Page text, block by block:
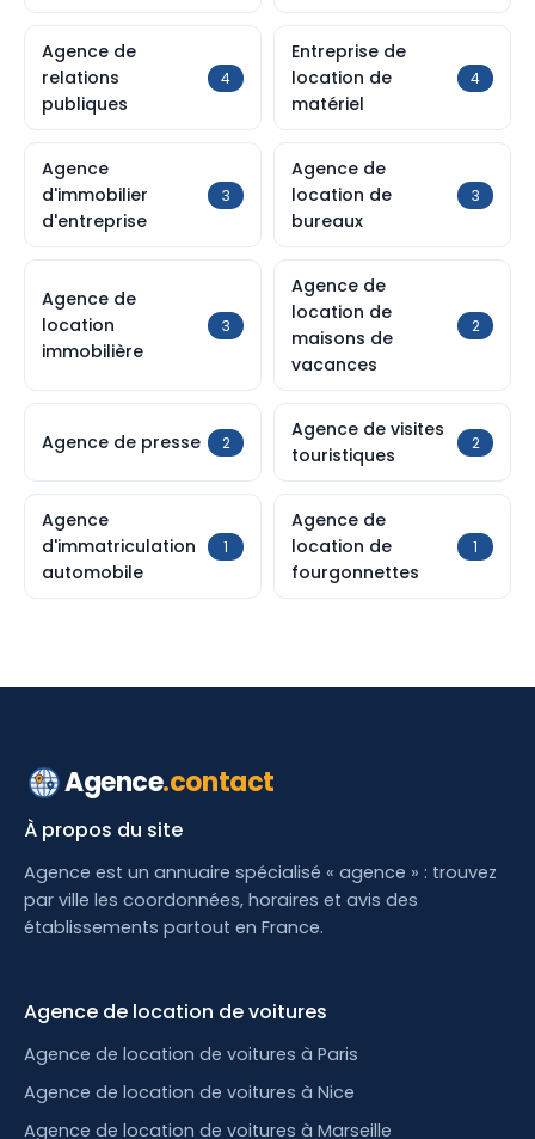
Agence de
relations
publiques
4
Entreprise de
location de
matériel
4
Agence
d'immobilier
d'entreprise
3
Agence de
location de
bureaux
3
Agence de
location
immobilière
3
Agence de
location de
maisons de
vacances
2
Agence de presse 2
Agence de visites
touristiques
2
Agence
d'immatriculation
automobile
1
Agence de
location de
fourgonnettes
1
Agence.contact
À propos du site
Agence est un annuaire spécialisé « agence » : trouvez
par ville les coordonnées, horaires et avis des
établissements partout en France.
Agence de location de voitures
Agence de location de voitures à Paris
Agence de location de voitures à Nice
Agence de location de voitures à Marseille